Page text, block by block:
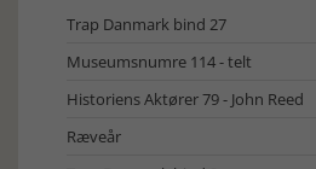
Trap Danmark bind 27
Museumsnumre 114 - telt
Historiens Aktører 79 - John Reed
Ræveår